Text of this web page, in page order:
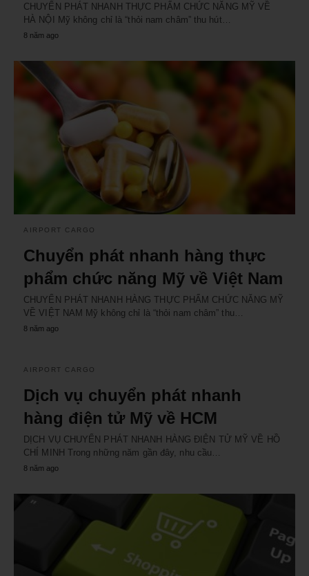
CHUYỂN PHÁT NHANH THỰC PHẨM CHỨC NĂNG MỸ VỀ
HÀ NỘI Mỹ không chỉ là “thỏi nam châm” thu hút…
8 năm ago
AIRPORT CARGO
Chuyển phát nhanh hàng thực
phẩm chức năng Mỹ về Việt Nam
CHUYỂN PHÁT NHANH HÀNG THỰC PHẨM CHỨC NĂNG MỸ
VỀ VIỆT NAM Mỹ không chỉ là “thỏi nam châm” thu…
8 năm ago
AIRPORT CARGO
Dịch vụ chuyển phát nhanh
hàng điện tử Mỹ về HCM
DỊCH VỤ CHUYỂN PHÁT NHANH HÀNG ĐIỆN TỬ MỸ VỀ HỒ
CHÍ MINH Trong những năm gần đây, nhu cầu…
8 năm ago